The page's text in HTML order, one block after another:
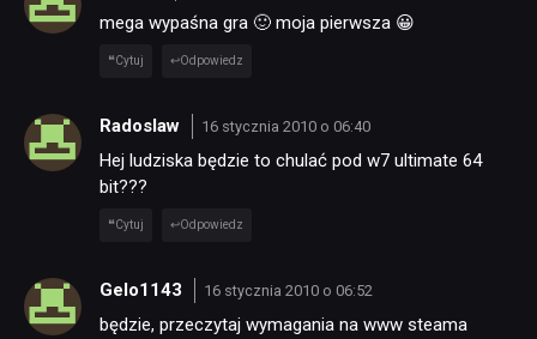
NEWSY
PUBLICYSTYKA
mega wypaśna gra 🙂 moja pierwsza 😀
Cytuj Odpowiedz
Radoslaw 16 stycznia 2010 o 06:40
Hej ludziska będzie to chulać pod w7 ultimate 64
bit???
Cytuj Odpowiedz
Gelo1143 16 stycznia 2010 o 06:52
będzie, przeczytaj wymagania na www steama